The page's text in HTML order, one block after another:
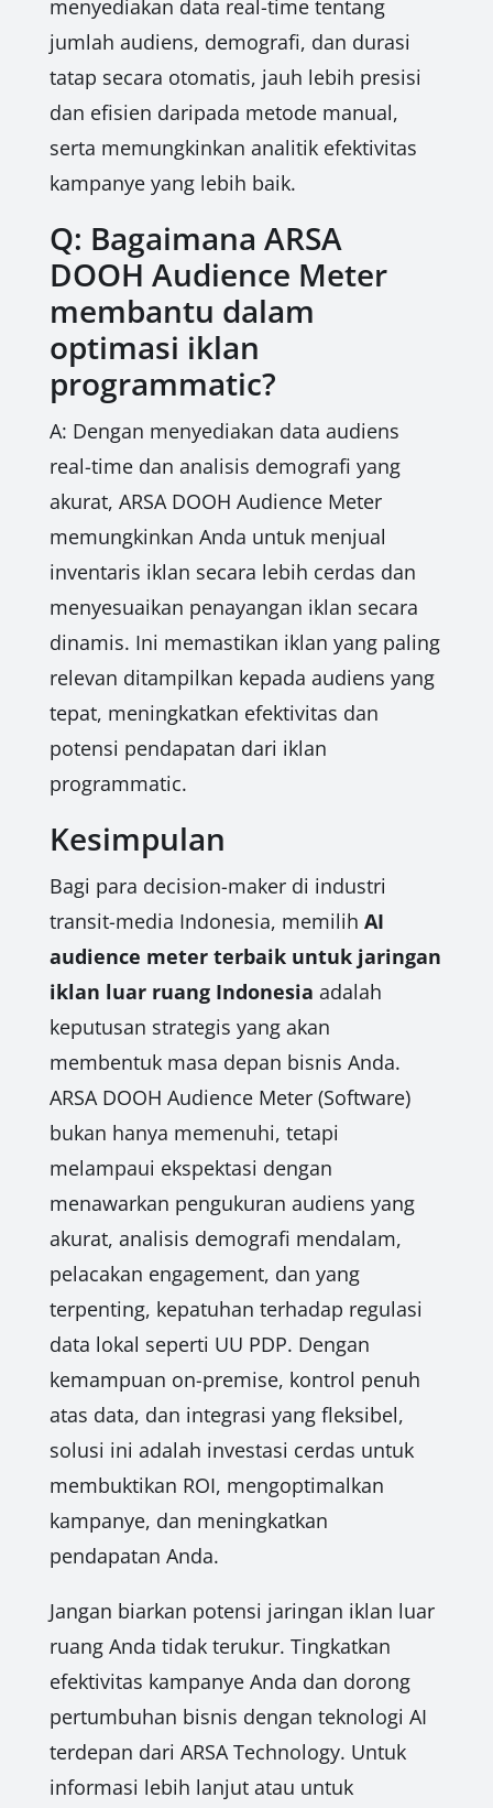
menyediakan data real-time tentang
jumlah audiens, demografi, dan durasi
tatap secara otomatis, jauh lebih presisi
dan efisien daripada metode manual,
serta memungkinkan analitik efektivitas
kampanye yang lebih baik.
Q: Bagaimana ARSA
DOOH Audience Meter
membantu dalam
optimasi iklan
programmatic?
A: Dengan menyediakan data audiens
real-time dan analisis demografi yang
akurat, ARSA DOOH Audience Meter
memungkinkan Anda untuk menjual
inventaris iklan secara lebih cerdas dan
menyesuaikan penayangan iklan secara
dinamis. Ini memastikan iklan yang paling
relevan ditampilkan kepada audiens yang
tepat, meningkatkan efektivitas dan
potensi pendapatan dari iklan
programmatic.
Kesimpulan
Bagi para decision-maker di industri
transit-media Indonesia, memilih AI
audience meter terbaik untuk jaringan
iklan luar ruang Indonesia adalah
keputusan strategis yang akan
membentuk masa depan bisnis Anda.
ARSA DOOH Audience Meter (Software)
bukan hanya memenuhi, tetapi
melampaui ekspektasi dengan
menawarkan pengukuran audiens yang
akurat, analisis demografi mendalam,
pelacakan engagement, dan yang
terpenting, kepatuhan terhadap regulasi
data lokal seperti UU PDP. Dengan
kemampuan on-premise, kontrol penuh
atas data, dan integrasi yang fleksibel,
solusi ini adalah investasi cerdas untuk
membuktikan ROI, mengoptimalkan
kampanye, dan meningkatkan
pendapatan Anda.
Jangan biarkan potensi jaringan iklan luar
ruang Anda tidak terukur. Tingkatkan
efektivitas kampanye Anda dan dorong
pertumbuhan bisnis dengan teknologi AI
terdepan dari ARSA Technology. Untuk
informasi lebih lanjut atau untuk